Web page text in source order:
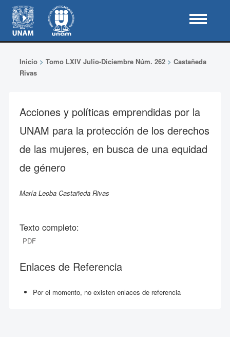
Inicio> Tomo LXIV Julio-Diciembre Núm. 262> Castañeda
Rivas
Acciones y políticas emprendidas por la
UNAM para la protección de los derechos
de las mujeres, en busca de una equidad
de género
María Leoba Castañeda Rivas
Texto completo:
PDF
Enlaces de Referencia
Por el momento, no existen enlaces de referencia